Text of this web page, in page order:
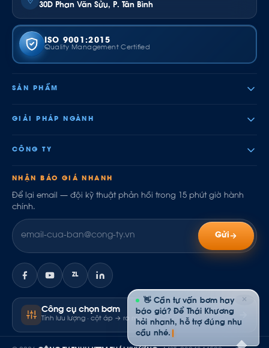
30D Phan Văn Sửu, P. Tân Bình
ISO 9001:2015
Quality Management Certified
SẢN PHẨM
GIẢI PHÁP NGÀNH
CÔNG TY
NHẬN BÁO GIÁ NHANH
Để lại email — đội kỹ thuật phản hồi trong 15 phút giờ hành
chính.
Gửi
ZL
Công cụ chọn bơm
Tính lưu lượng · cột áp → ra model
✕
👋 Cần tư vấn bơm hay
báo giá? Để Thái Khương
hỏi nhanh, hỗ trợ đúng nhu
cầu nhé.